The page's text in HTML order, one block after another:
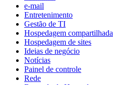
e-mail
Entretenimento
Gestão de TI
Hospedagem compartilhada
Hospedagem de sites
Ideias de negócio
Notícias
Painel de controle
Rede